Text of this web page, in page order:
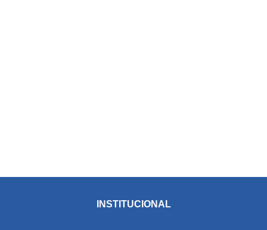
INSTITUCIONAL